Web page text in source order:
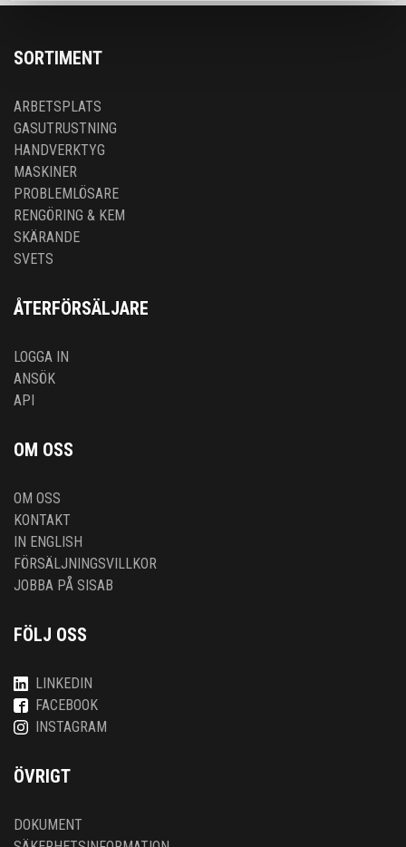
SORTIMENT
ARBETSPLATS
GASUTRUSTNING
HANDVERKTYG
MASKINER
PROBLEMLÖSARE
RENGÖRING & KEM
SKÄRANDE
SVETS
ÅTERFÖRSÄLJARE
LOGGA IN
ANSÖK
API
OM OSS
OM OSS
KONTAKT
IN ENGLISH
FÖRSÄLJNINGSVILLKOR
JOBBA PÅ SISAB
FÖLJ OSS
LINKEDIN
FACEBOOK
INSTAGRAM
ÖVRIGT
DOKUMENT